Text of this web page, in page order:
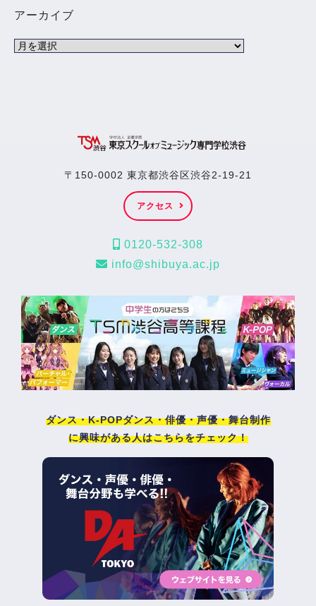
アーカイブ
〒150-0002 東京都渋谷区渋谷2-19-21
アクセス
0120-532-308
info@shibuya.ac.jp
ダンス・K-POPダンス・俳優・声優・舞台制作
に興味がある人はこちらをチェック！